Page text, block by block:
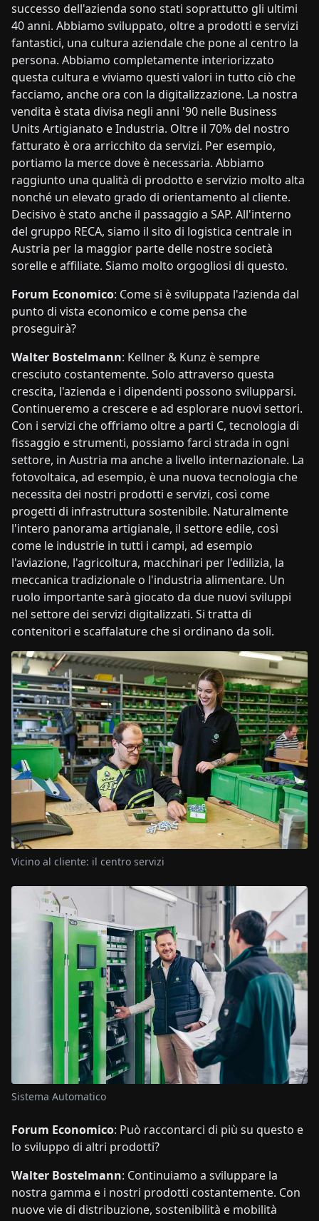
successo dell'azienda sono stati soprattutto gli ultimi
40 anni. Abbiamo sviluppato, oltre a prodotti e servizi
fantastici, una cultura aziendale che pone al centro la
persona. Abbiamo completamente interiorizzato
questa cultura e viviamo questi valori in tutto ciò che
facciamo, anche ora con la digitalizzazione. La nostra
vendita è stata divisa negli anni '90 nelle Business
Units Artigianato e Industria. Oltre il 70% del nostro
fatturato è ora arricchito da servizi. Per esempio,
portiamo la merce dove è necessaria. Abbiamo
raggiunto una qualità di prodotto e servizio molto alta
nonché un elevato grado di orientamento al cliente.
Decisivo è stato anche il passaggio a SAP. All'interno
del gruppo RECA, siamo il sito di logistica centrale in
Austria per la maggior parte delle nostre società
sorelle e affiliate. Siamo molto orgogliosi di questo.
Forum Economico: Come si è sviluppata l'azienda dal
punto di vista economico e come pensa che
proseguirà?
Walter Bostelmann: Kellner & Kunz è sempre
cresciuto costantemente. Solo attraverso questa
crescita, l'azienda e i dipendenti possono svilupparsi.
Continueremo a crescere e ad esplorare nuovi settori.
Con i servizi che offriamo oltre a parti C, tecnologia di
fissaggio e strumenti, possiamo farci strada in ogni
settore, in Austria ma anche a livello internazionale. La
fotovoltaica, ad esempio, è una nuova tecnologia che
necessita dei nostri prodotti e servizi, così come
progetti di infrastruttura sostenibile. Naturalmente
l'intero panorama artigianale, il settore edile, così
come le industrie in tutti i campi, ad esempio
l'aviazione, l'agricoltura, macchinari per l'edilizia, la
meccanica tradizionale o l'industria alimentare. Un
ruolo importante sarà giocato da due nuovi sviluppi
nel settore dei servizi digitalizzati. Si tratta di
contenitori e scaffalature che si ordinano da soli.
Vicino al cliente: il centro servizi
Sistema Automatico
Forum Economico: Può raccontarci di più su questo e
lo sviluppo di altri prodotti?
Walter Bostelmann: Continuiamo a sviluppare la
nostra gamma e i nostri prodotti costantemente. Con
nuove vie di distribuzione, sostenibilità e mobilità